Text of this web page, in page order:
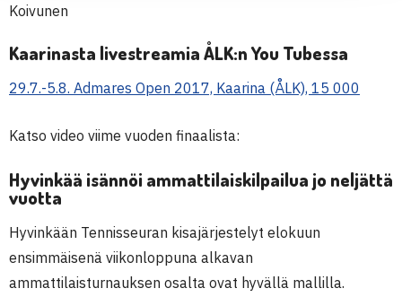
Koivunen
Kaarinasta livestreamia ÅLK:n You Tubessa
29.7.-5.8. Admares Open 2017, Kaarina (ÅLK), 15 000
Katso video viime vuoden finaalista:
Hyvinkää isännöi ammattilaiskilpailua jo neljättä
vuotta
Hyvinkään Tennisseuran kisajärjestelyt elokuun
ensimmäisenä viikonloppuna alkavan
ammattilaisturnauksen osalta ovat hyvällä mallilla.